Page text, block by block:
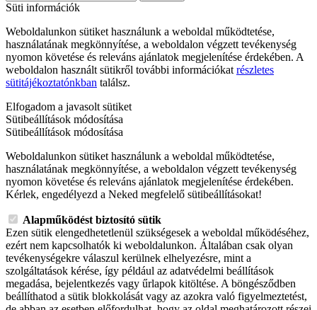
Süti információk
Weboldalunkon sütiket használunk a weboldal működtetése,
használatának megkönnyítése, a weboldalon végzett tevékenység
nyomon követése és releváns ajánlatok megjelenítése érdekében. A
weboldalon használt sütikről további információkat részletes
sütitájékoztatónkban találsz.
Elfogadom a javasolt sütiket
Sütibeállítások módosítása
Sütibeállítások módosítása
Weboldalunkon sütiket használunk a weboldal működtetése,
használatának megkönnyítése, a weboldalon végzett tevékenység
nyomon követése és releváns ajánlatok megjelenítése érdekében.
Kérlek, engedélyezd a Neked megfelelő sütibeállításokat!
Alapműködést biztosító sütik
Ezen sütik elengedhetetlenül szükségesek a weboldal működéséhez,
ezért nem kapcsolhatók ki weboldalunkon. Általában csak olyan
tevékenységekre válaszul kerülnek elhelyezésre, mint a
szolgáltatások kérése, így például az adatvédelmi beállítások
megadása, bejelentkezés vagy űrlapok kitöltése. A böngésződben
beállíthatod a sütik blokkolását vagy az azokra való figyelmeztetést,